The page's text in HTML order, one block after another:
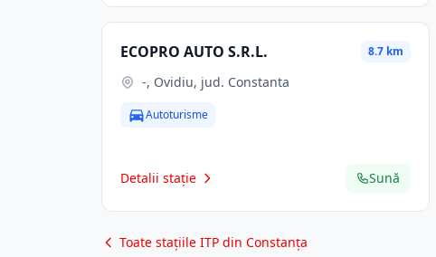
ECOPRO AUTO S.R.L. 8.7 km
-, Ovidiu, jud. Constanta
Autoturisme
Detalii stație Sună
Toate stațiile ITP din Constanța